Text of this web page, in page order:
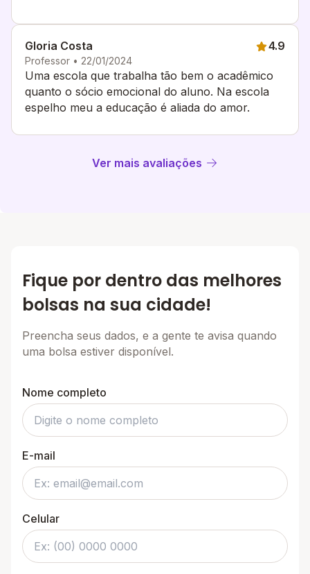
Gloria Costa
Professor • 22/01/2024
4.9
Uma escola que trabalha tão bem o acadêmico
quanto o sócio emocional do aluno. Na escola
espelho meu a educação é aliada do amor.
Ver mais avaliações
Fique por dentro das melhores
bolsas na sua cidade!
Preencha seus dados, e a gente te avisa quando
uma bolsa estiver disponível.
Nome completo
E-mail
Celular